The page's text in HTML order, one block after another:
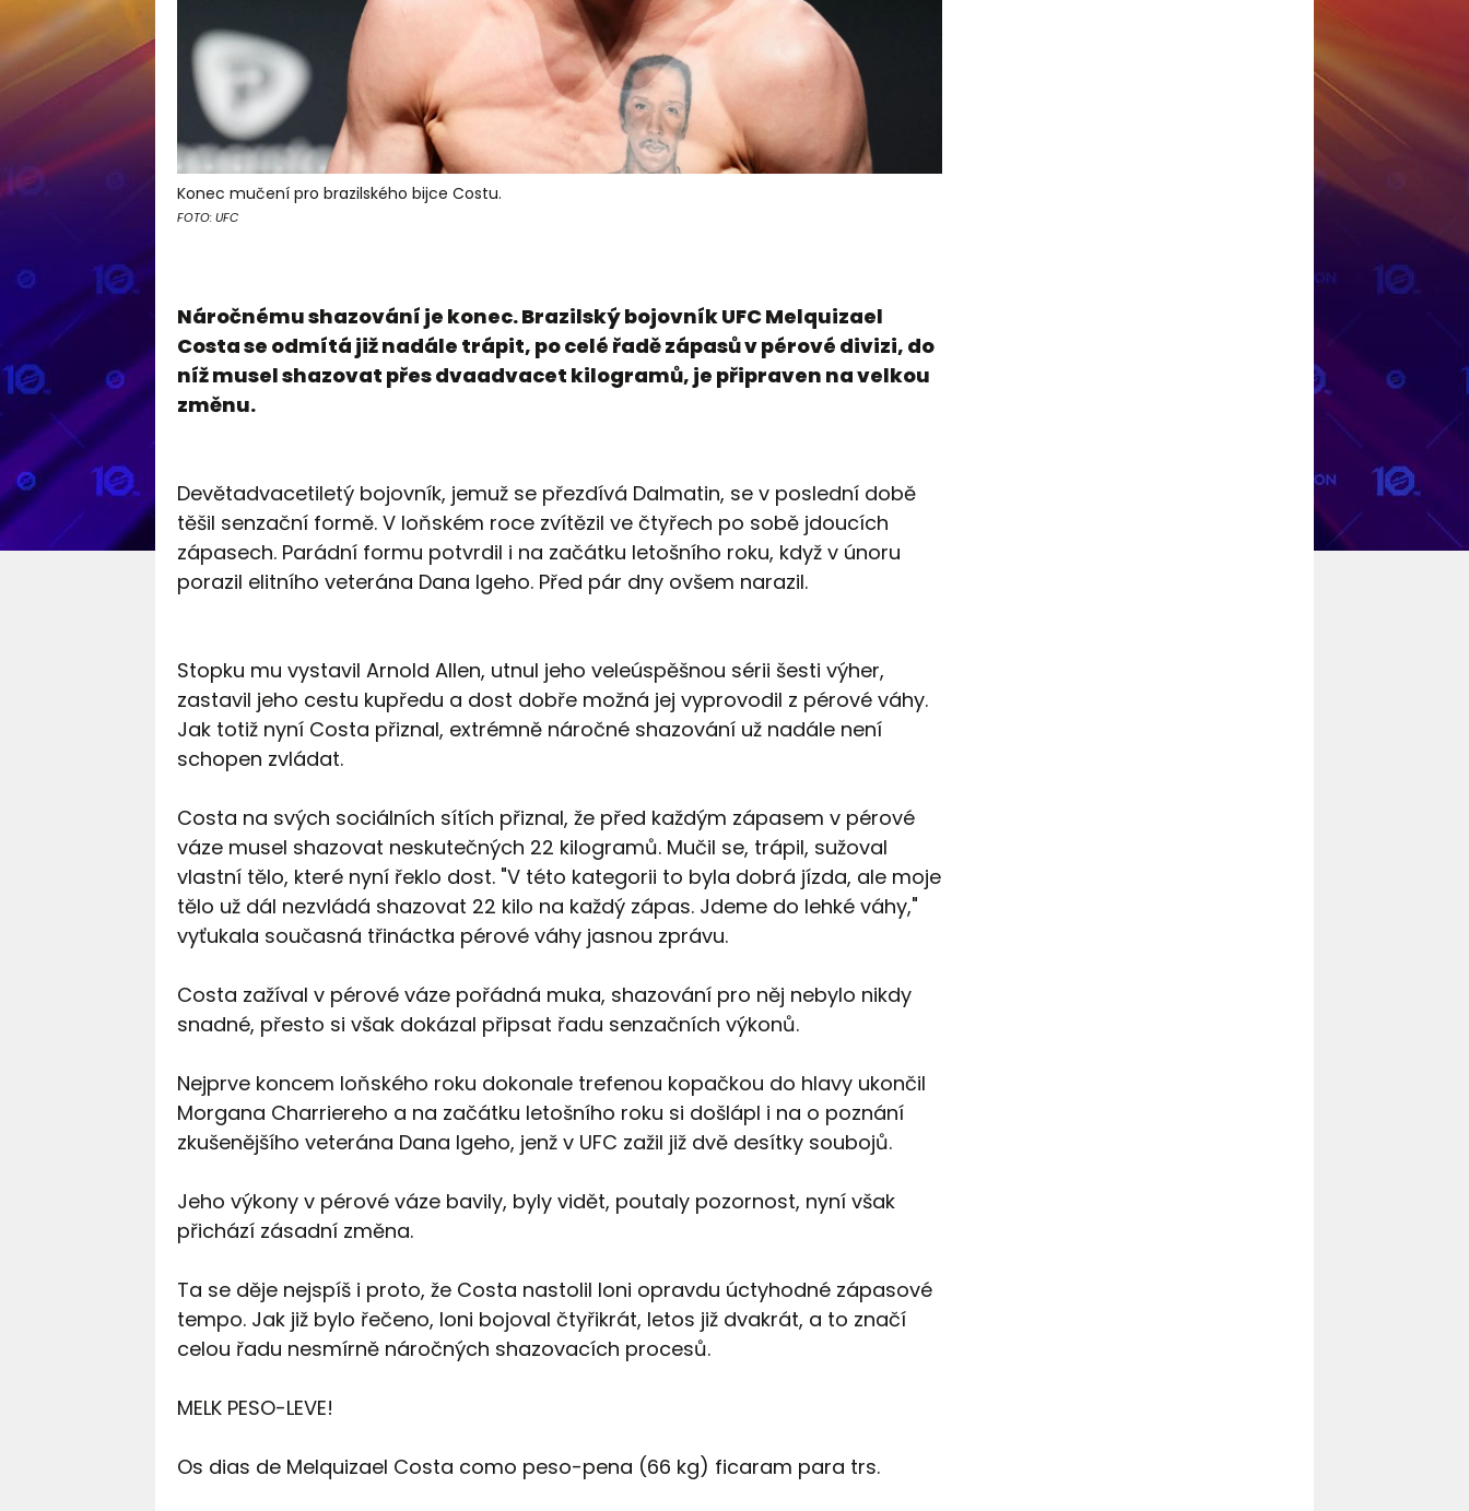
Konec mučení pro brazilského bijce Costu.
FOTO: UFC
Náročnému shazování je konec. Brazilský bojovník UFC Melquizael
Costa se odmítá již nadále trápit, po celé řadě zápasů v pérové divizi, do
níž musel shazovat přes dvaadvacet kilogramů, je připraven na velkou
změnu.
Devětadvacetiletý bojovník, jemuž se přezdívá Dalmatin, se v poslední době
těšil senzační formě. V loňském roce zvítězil ve čtyřech po sobě jdoucích
zápasech. Parádní formu potvrdil i na začátku letošního roku, když v únoru
porazil elitního veterána Dana Igeho. Před pár dny ovšem narazil.
Stopku mu vystavil Arnold Allen, utnul jeho veleúspěšnou sérii šesti výher,
zastavil jeho cestu kupředu a dost dobře možná jej vyprovodil z pérové váhy.
Jak totiž nyní Costa přiznal, extrémně náročné shazování už nadále není
schopen zvládat.
Costa na svých sociálních sítích přiznal, že před každým zápasem v pérové
váze musel shazovat neskutečných 22 kilogramů. Mučil se, trápil, sužoval
vlastní tělo, které nyní řeklo dost. "V této kategorii to byla dobrá jízda, ale moje
tělo už dál nezvládá shazovat 22 kilo na každý zápas. Jdeme do lehké váhy,"
vyťukala současná třináctka pérové váhy jasnou zprávu.
Costa zažíval v pérové váze pořádná muka, shazování pro něj nebylo nikdy
snadné, přesto si však dokázal připsat řadu senzačních výkonů.
Nejprve koncem loňského roku dokonale trefenou kopačkou do hlavy ukončil
Morgana Charriereho a na začátku letošního roku si došlápl i na o poznání
zkušenějšího veterána Dana Igeho, jenž v UFC zažil již dvě desítky soubojů.
Jeho výkony v pérové váze bavily, byly vidět, poutaly pozornost, nyní však
přichází zásadní změna.
Ta se děje nejspíš i proto, že Costa nastolil loni opravdu úctyhodné zápasové
tempo. Jak již bylo řečeno, loni bojoval čtyřikrát, letos již dvakrát, a to značí
celou řadu nesmírně náročných shazovacích procesů.
MELK PESO-LEVE!
Os dias de Melquizael Costa como peso-pena (66 kg) ficaram para trs.